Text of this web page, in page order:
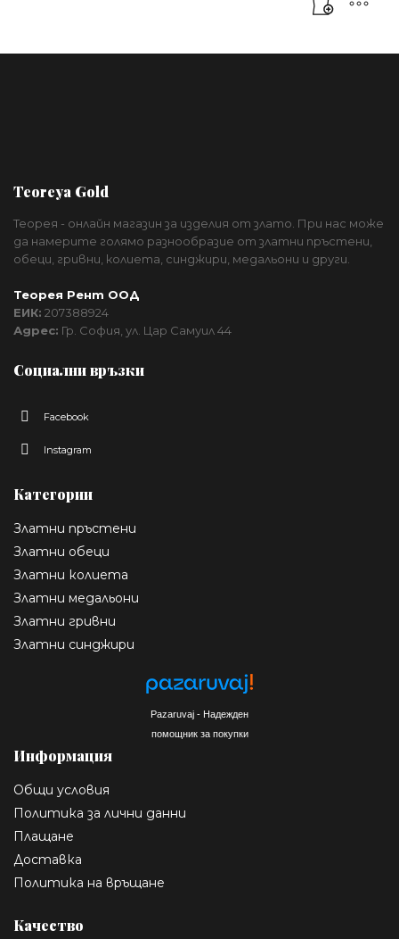
Teoreya Gold
Теорея - онлайн магазин за изделия от злато. При нас може
да намерите голямо разнообразие от златни пръстени,
обеци, гривни, колиета, синджири, медальони и други.
Теорея Рент ООД
ЕИК: 207388924
Адрес: Гр. София, ул. Цар Самуил 44
Социални връзки
Facebook
Instagram
Категории
Златни пръстени
Златни обеци
Златни колиета
Златни медальони
Златни гривни
Златни синджири
Pazaruvaj - Надежден
помощник за покупки
Информация
Общи условия
Политика за лични данни
Плащане
Доставка
Политика на връщане
Качество